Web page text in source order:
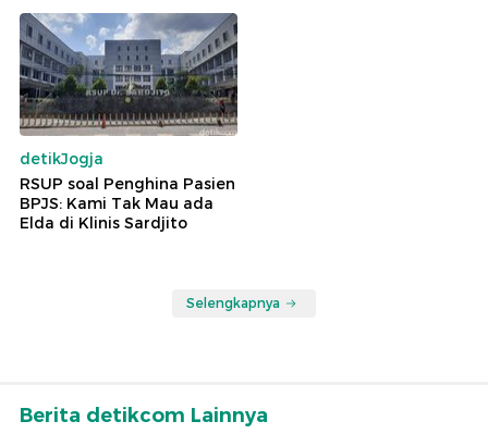
detikJogja
RSUP soal Penghina Pasien
BPJS: Kami Tak Mau ada
Elda di Klinis Sardjito
Selengkapnya
Berita detikcom Lainnya